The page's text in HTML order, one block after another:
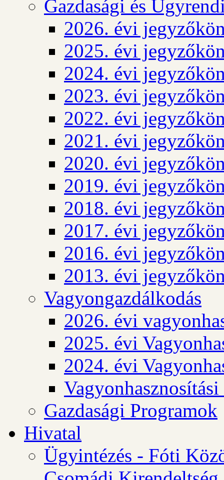
Gazdasági és
2026. évi
2025. évi
2024. évi
2023. évi
2022. évi
2021. évi
2020. évi
2019. évi
2018. évi
2017. évi
2016. évi
2013. évi
Vagyongazdálkodás
2026. évi
2025. évi
2024. évi
Gazdasági Programok
Hivatal
Ügyintézés - Fóti